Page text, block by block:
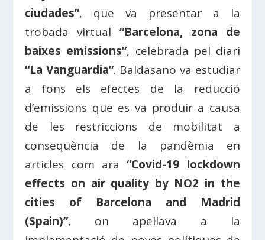
ciudades”, que va presentar a la
trobada virtual “Barcelona, zona de
baixes emissions”, celebrada pel diari
“La Vanguardia”. Baldasano va estudiar
a fons els efectes de la reducció
d’emissions que es va produir a causa
de les restriccions de mobilitat a
conseqüència de la pandèmia en
articles com ara“Covid-19 lockdown
effects on air quality by NO2 in the
cities of Barcelona and Madrid
(Spain)”, on apel·lava a la